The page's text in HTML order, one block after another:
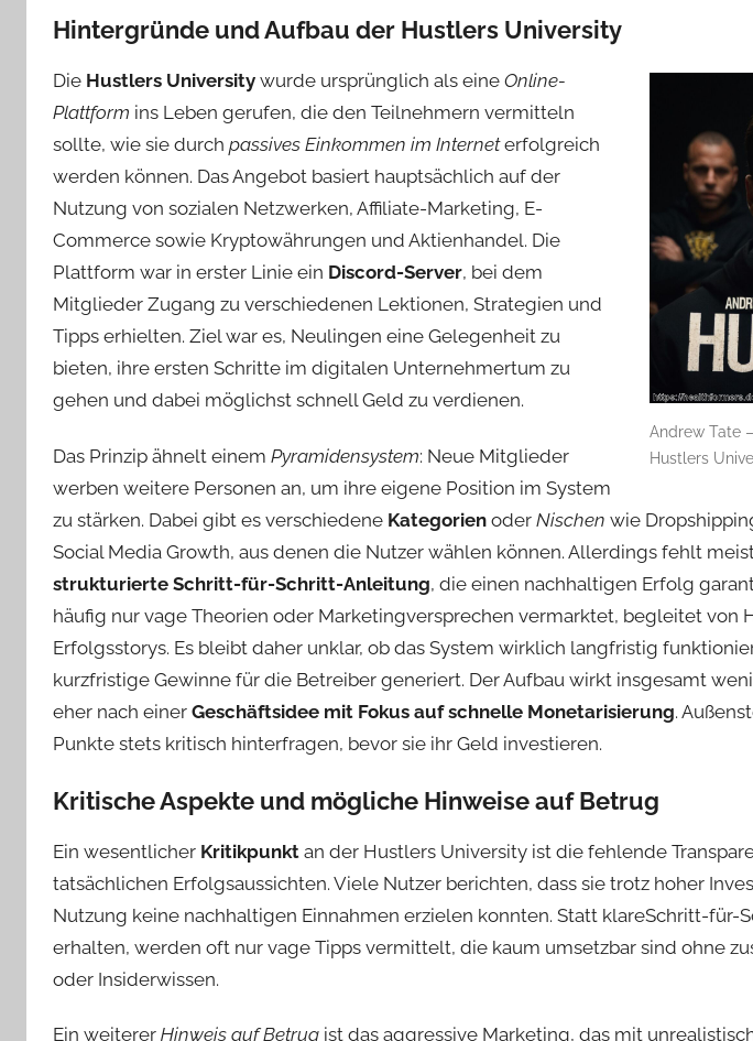
Hintergründe und Aufbau der Hustlers University
Andrew Tate
Hustlers
Die Hustlers University wurde ursprünglich als eine Online-
Plattform ins Leben gerufen, die den Teilnehmern vermitteln
sollte, wie sie durch passives Einkommen im Interneterfolgreich
werden können. Das Angebot basiert hauptsächlich auf der
Nutzung von sozialen Netzwerken, Affiliate-Marketing, E-
Commerce sowie Kryptowährungen und Aktienhandel. Die
Plattform war in erster Linie ein Discord-Server, bei dem
Mitglieder Zugang zu verschiedenen Lektionen, Strategien und
Tipps erhielten. Ziel war es, Neulingen eine Gelegenheit zu
bieten, ihre ersten Schritte im digitalen Unternehmertum zu
gehen und dabei möglichst schnell Geld zu verdienen.
Das Prinzip ähnelt einem Pyramidensystem: Neue Mitglieder
werben weitere Personen an, um ihre eigene Position im System
zu stärken. Dabei gibt es verschiedene Kategorien oder Nischen wie
Social Media Growth, aus denen die Nutzer wählen können. Allerdings fehlt
strukturierte Schritt-für-Schritt-Anleitung, die einen nachhaltigen Erfolg
häufig nur vage Theorien oder Marketingversprechen vermarktet, begleitet von
Erfolgsstorys. Es bleibt daher unklar, ob das System wirklich langfristig
kurzfristige Gewinne für die Betreiber generiert. Der Aufbau wirkt insgesamt
eher nach einer Geschäftsidee mit Fokus auf schnelle Monetarisierung.
Punkte stets kritisch hinterfragen, bevor sie ihr Geld investieren.
Kritische Aspekte und mögliche Hinweise auf Betrug
Ein wesentlicher Kritikpunkt an der Hustlers University ist die fehlende
tatsächlichen Erfolgsaussichten. Viele Nutzer berichten, dass sie trotz hoher
Nutzung keine nachhaltigen Einnahmen erzielen konnten. Statt klareSchritt-für-
erhalten, werden oft nur vage Tipps vermittelt, die kaum umsetzbar sind ohne
oder Insiderwissen.
Ein weiterer Hinweis auf Betrug ist das aggressive Marketing, das mit